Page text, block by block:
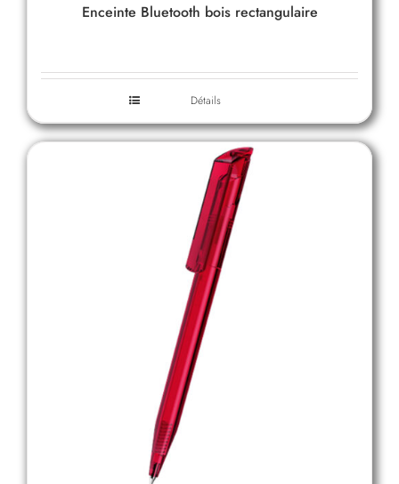
Enceinte Bluetooth bois rectangulaire
Détails